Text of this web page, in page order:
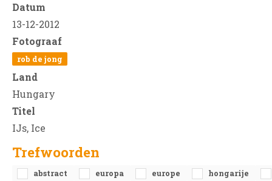
Datum
13-12-2012
Fotograaf
rob de jong
Land
Hungary
Titel
IJs, Ice
Trefwoorden
abstract europa europe
hongarije